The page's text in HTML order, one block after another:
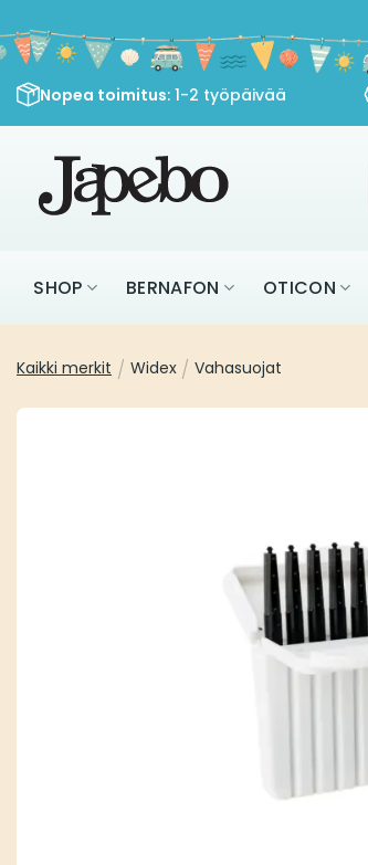
sisältöön
Nopea toimitus: 1-2 työpäivää
SHOP BERNAFON OTICON
Kaikki merkit / Widex / Vahasuojat